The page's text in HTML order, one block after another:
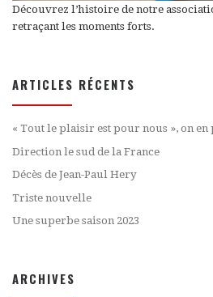
Découvrez l’histoire de notre
retraçant les moments forts.
ARTICLES RÉCENTS
« Tout le plaisir est pour nous », on en
Direction le sud de la France
Décès de Jean-Paul Hery
Triste nouvelle
Une superbe saison 2023
ARCHIVES